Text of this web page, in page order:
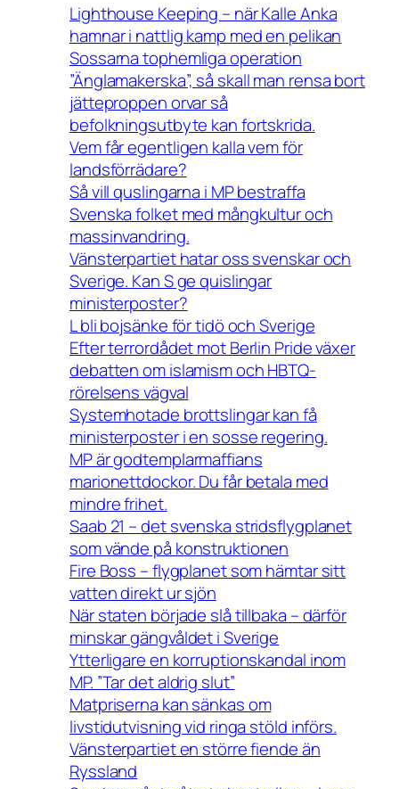
Lighthouse Keeping – när Kalle Anka
hamnar i nattlig kamp med en pelikan
Sossarna tophemliga operation
”Änglamakerska”, så skall man rensa bort
jätteproppen orvar så
befolkningsutbyte kan fortskrida.
Vem får egentligen kalla vem för
landsförrädare?
Så vill quslingarna i MP bestraffa
Svenska folket med mångkultur och
massinvandring.
Vänsterpartiet hatar oss svenskar och
Sverige. Kan S ge quislingar
ministerposter?
L bli bojsänke för tidö och Sverige
Efter terrordådet mot Berlin Pride växer
debatten om islamism och HBTQ-
rörelsens vägval
Systemhotade brottslingar kan få
ministerposter i en sosse regering.
MP är godtemplarmaffians
marionettdockor. Du får betala med
mindre frihet.
Saab 21 – det svenska stridsflygplanet
som vände på konstruktionen
Fire Boss – flygplanet som hämtar sitt
vatten direkt ur sjön
När staten började slå tillbaka – därför
minskar gängvåldet i Sverige
Ytterligare en korruptionskandal inom
MP. ”Tar det aldrig slut”
Matpriserna kan sänkas om
livstidutvisning vid ringa stöld införs.
Vänsterpartiet en större fiende än
Ryssland